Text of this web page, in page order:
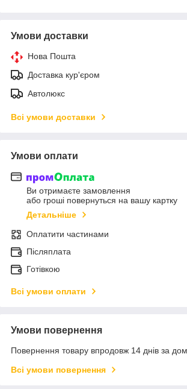
Умови доставки
Нова Пошта
Доставка кур'єром
Автолюкс
Всі умови доставки
Умови оплати
Ви отримаєте замовлення
або гроші повернуться на вашу картку
Детальніше
Оплатити частинами
Післяплата
Готівкою
Всі умови оплати
Умови повернення
Повернення товару впродовж 14 днів за
Всі умови повернення